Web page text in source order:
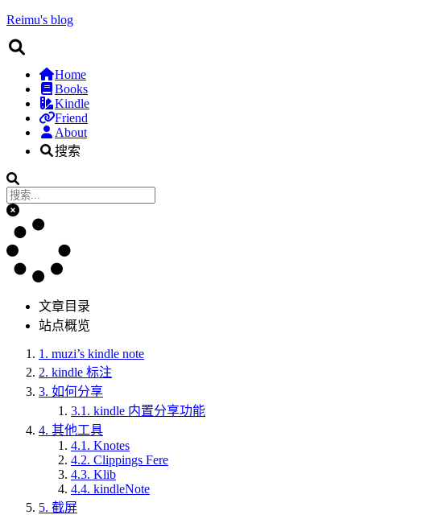
Reimu's blog
Home
Books
Kindle
Friend
About
搜索
文章目录
站点概览
1. muzi’s kindle note
2. kindle 标注
3. 如何分享
3.1. kindle 内置分享功能
4. 其他工具
4.1. Knotes
4.2. Clippings Fere
4.3. Klib
4.4. kindleNote
5. 截屏